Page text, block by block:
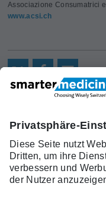
Associazione Consumatrici
www.acsi.ch
smarter
medicine?
Top-5-
Listen
Forschung